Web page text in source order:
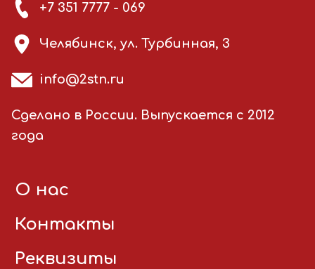
+7 351 7777 - 069
Челябинск, ул. Турбинная, 3
info@2stn.ru
Сделано в России. Выпускается с 2012
года
О нас
Контакты
Реквизиты